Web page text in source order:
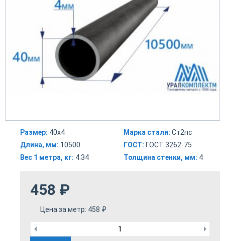
Размер: 40х4
Длина, мм: 10500
Вес 1 метра, кг: 4.34
Марка стали: Ст2пс
ГОСТ: ГОСТ 3262-75
Толщина стенки, мм: 4
458 ₽
Цена за метр: 458 ₽